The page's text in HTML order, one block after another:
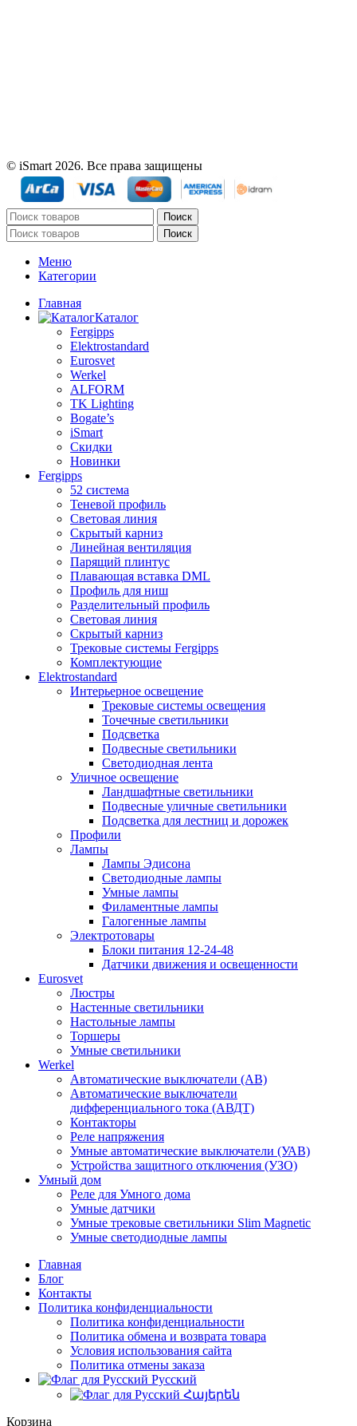
© iSmart 2026. Все права защищены
Поиск
Поиск
Меню
Категории
Главная
Каталог
Fergipps
Elektrostandard
Eurosvet
Werkel
ALFORM
TK Lighting
Bogate’s
iSmart
Скидки
Новинки
Fergipps
52 система
Теневой профиль
Световая линия
Скрытый карниз
Линейная вентиляция
Парящий плинтус
Плавающая вставка DML
Профиль для ниш
Разделительный профиль
Световая линия
Скрытый карниз
Трековые системы Fergipps
Комплектующие
Elektrostandard
Интерьерное освещение
Трековые системы освещения
Точечные светильники
Подсветка
Подвесные светильники
Светодиодная лента
Уличное освещение
Ландшафтные светильники
Подвесные уличные светильники
Подсветка для лестниц и дорожек
Профили
Лампы
Лампы Эдисона
Светодиодные лампы
Умные лампы
Филаментные лампы
Галогенные лампы
Электротовары
Блоки питания 12-24-48
Датчики движения и освещенности
Eurosvet
Люстры
Настенные светильники
Настольные лампы
Торшеры
Умные светильники
Werkel
Автоматические выключатели (АВ)
Автоматические выключатели
дифференциального тока (АВДТ)
Контакторы
Реле напряжения
Умные автоматические выключатели (УАВ)
Устройства защитного отключения (УЗО)
Умный дом
Реле для Умного дома
Умные датчики
Умные трековые светильники Slim Magnetic
Умные светодиодные лампы
Главная
Блог
Контакты
Политика конфиденциальности
Политика конфиденциальности
Политика обмена и возврата товара
Условия использования сайта
Политика отмены заказа
Русский
Հայերեն
Корзина